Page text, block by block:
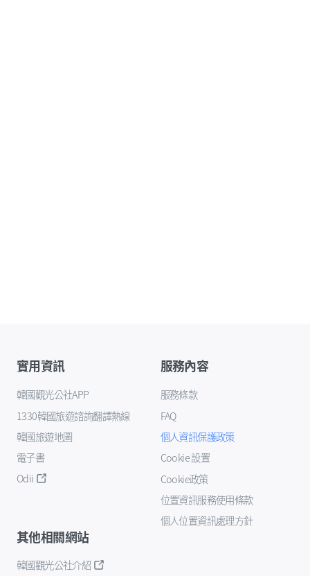
實用資訊
韓國觀光公社APP
1330韓國旅遊諮詢翻譯熱線
韓國旅遊地圖
電子書
Odii
服務內容
服務條款
FAQ
個人資訊保護政策
Cookie 設置
Cookie政策
位置資訊服務使用條款
個人位置資訊處理方針
其他相關網站
韓國觀光公社介紹